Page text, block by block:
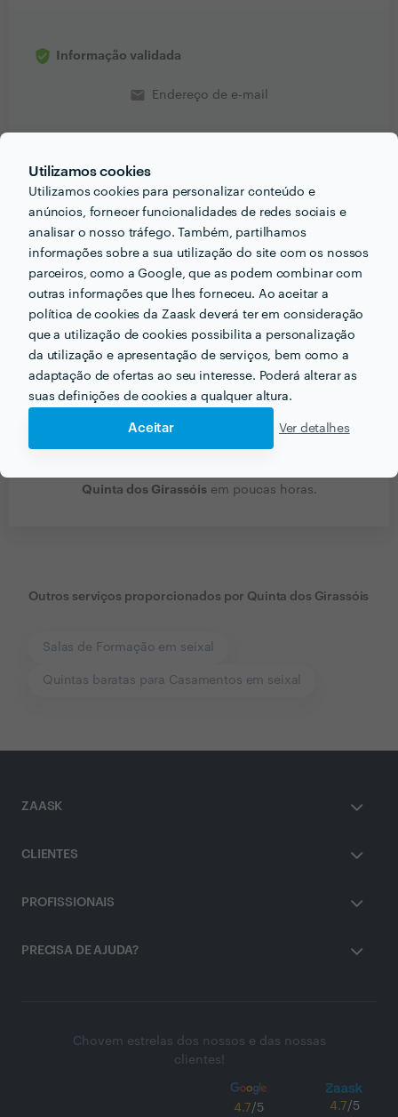
Utilizamos cookies
Utilizamos cookies para personalizar conteúdo e
anúncios, fornecer funcionalidades de redes sociais e
analisar o nosso tráfego. Também, partilhamos
informações sobre a sua utilização do site com os nossos
parceiros, como a Google, que as podem combinar com
outras informações que lhes forneceu. Ao aceitar a
política de cookies da Zaask deverá ter em consideração
que a utilização de cookies possibilita a personalização
da utilização e apresentação de serviços, bem como a
adaptação de ofertas ao seu interesse. Poderá alterar as
suas definições de cookies a qualquer altura.
Aceitar Ver detalhes
Informação validada
email Endereço de e-mail
PORTEFÓLIO
Quinta dos Girassóisem poucas horas.
Outros serviços proporcionados por Quinta dos Girassóis
Salas de Formação em seixal
Quintas baratas para Casamentos em seixal
ZAASK
CLIENTES
PROFISSIONAIS
PRECISA DE AJUDA?
Chovem estrelas dos nossos e das nossas
clientes!
4.7/5 4.7/5